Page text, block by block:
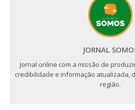
JORNAL
Jornal online com a missão de
credibilidade e informação atualizada,
região.